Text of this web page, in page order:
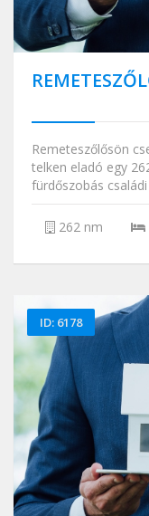
Remeteszőlősön
telken eladó egy
fürdőszobás
262 nm
ID: 6178